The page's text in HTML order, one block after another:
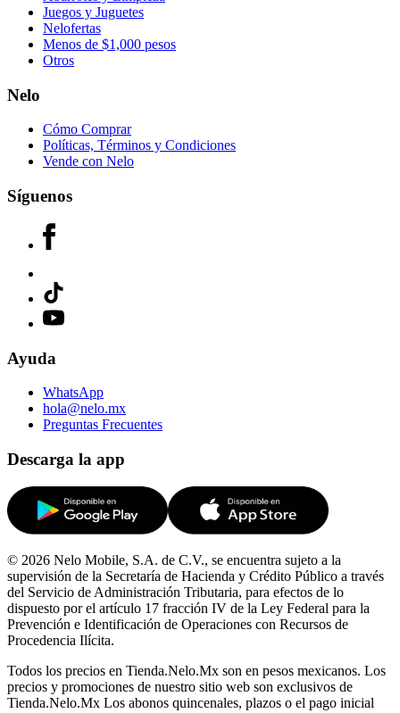
Juegos y Juguetes
Nelofertas
Menos de $1,000 pesos
Otros
Nelo
Cómo Comprar
Políticas, Términos y Condiciones
Vende con Nelo
Síguenos
Ayuda
WhatsApp
hola@nelo.mx
Preguntas Frecuentes
Descarga la app
© 2026 Nelo Mobile, S.A. de C.V., se encuentra sujeto a la
supervisión de la Secretaría de Hacienda y Crédito Público a través
del Servicio de Administración Tributaria, para efectos de lo
dispuesto por el artículo 17 fracción IV de la Ley Federal para la
Prevención e Identificación de Operaciones con Recursos de
Procedencia Ilícita.
Todos los precios en Tienda.Nelo.Mx son en pesos mexicanos. Los
precios y promociones de nuestro sitio web son exclusivos de
Tienda.Nelo.Mx Los abonos quincenales, plazos o el pago inicial